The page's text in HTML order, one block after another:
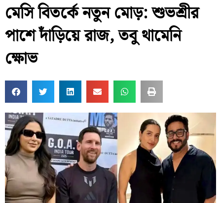
ফুল চাষ ফল চাষ মাছ চাষ পোল্ট্রি চাষ
উত্তর ২৪ পরগনা
মেসি বিতর্কে নতুন মোড়: শুভশ্রীর
পাশে দাঁড়িয়ে রাজ, তবু থামেনি
ক্ষোভ